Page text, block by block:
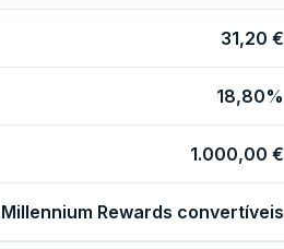
31,20 €
18,80%
1.000,00 €
Rewards convertíveis